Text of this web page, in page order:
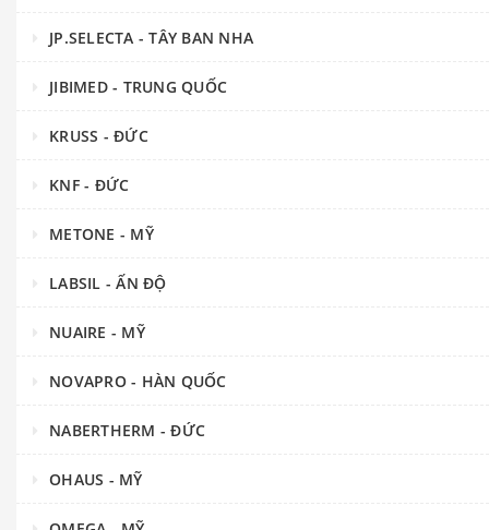
JP.SELECTA - TÂY BAN NHA
JIBIMED - TRUNG QUỐC
KRUSS - ĐỨC
KNF - ĐỨC
METONE - MỸ
LABSIL - ẤN ĐỘ
NUAIRE - MỸ
NOVAPRO - HÀN QUỐC
NABERTHERM - ĐỨC
OHAUS - MỸ